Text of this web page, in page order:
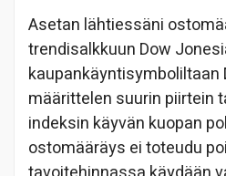
Asetan lähtiessäni
trendisalkkuun Dow
kaupankäyntisymboliltaan
määrittelen suurin piirtein
indeksin käyvän kuopan
ostomääräys ei toteudu